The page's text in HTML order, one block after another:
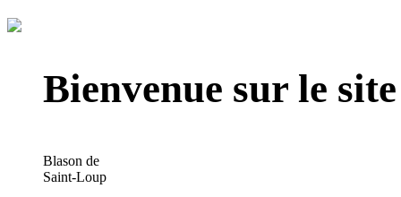
Bienvenue sur le
Blason de
Saint-Loup